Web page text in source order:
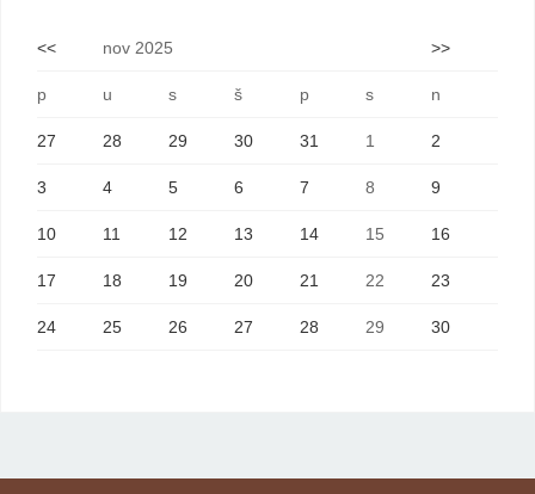
<< nov 2025 >>
p u s š p s n
27 28 29 30 31 1 2
3 4 5 6 7 8 9
10 11 12 13 14 15 16
17 18 19 20 21 22 23
24 25 26 27 28 29 30